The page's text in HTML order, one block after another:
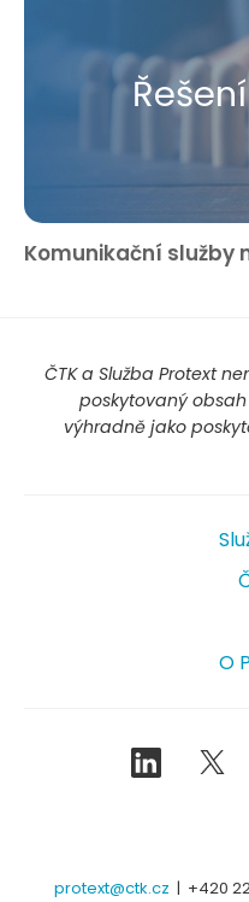
Komunikační služby
ČTK a Služba Protext
poskytovaný
výhradně jako
O
LinkedIn
protext@ctk.cz | +420